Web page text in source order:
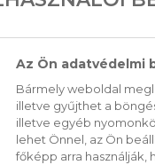
minden
receptek
kezdő és
VISSZA A LISTÁRA
Az Ön adatvédelmi
Bármely weboldal
illetve gyűjthet a
illetve egyéb
lehet Önnel, az Ön
főképp arra használják,